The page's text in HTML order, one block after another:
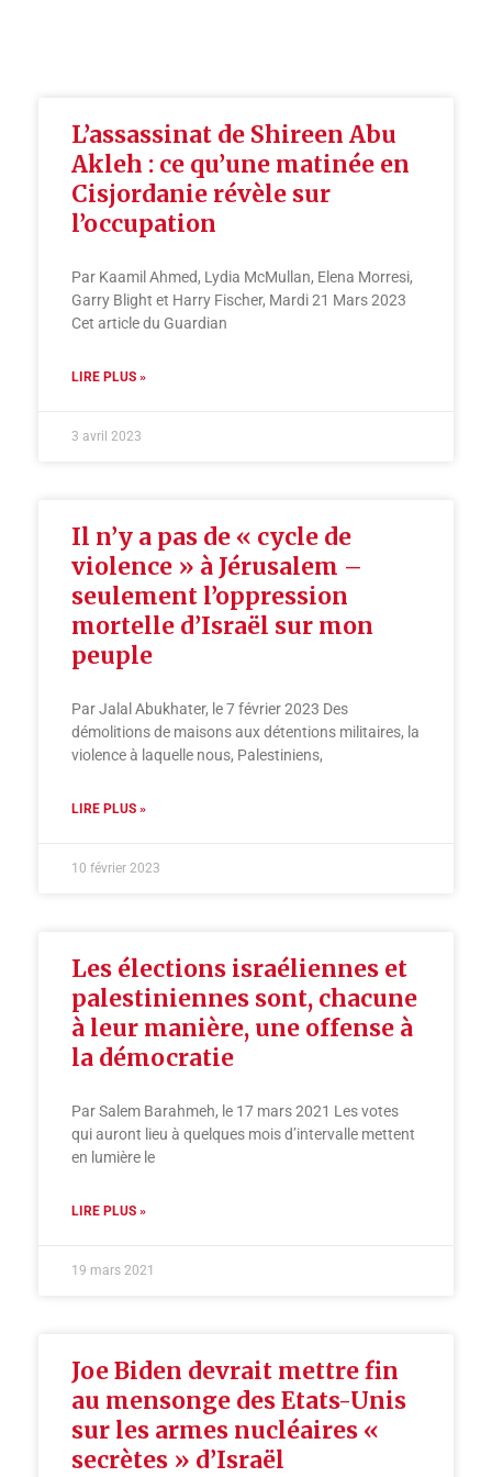
L’assassinat de Shireen Abu
Akleh : ce qu’une matinée en
Cisjordanie révèle sur
l’occupation
Par Kaamil Ahmed, Lydia McMullan, Elena Morresi,
Garry Blight et Harry Fischer, Mardi 21 Mars 2023
Cet article du Guardian
LIRE PLUS »
3 avril 2023
Il n’y a pas de « cycle de
violence » à Jérusalem –
seulement l’oppression
mortelle d’Israël sur mon
peuple
Par Jalal Abukhater, le 7 février 2023 Des
démolitions de maisons aux détentions militaires, la
violence à laquelle nous, Palestiniens,
LIRE PLUS »
10 février 2023
Les élections israéliennes et
palestiniennes sont, chacune
à leur manière, une offense à
la démocratie
Par Salem Barahmeh, le 17 mars 2021 Les votes
qui auront lieu à quelques mois d’intervalle mettent
en lumière le
LIRE PLUS »
19 mars 2021
Joe Biden devrait mettre fin
au mensonge des Etats-Unis
sur les armes nucléaires «
secrètes » d’Israël